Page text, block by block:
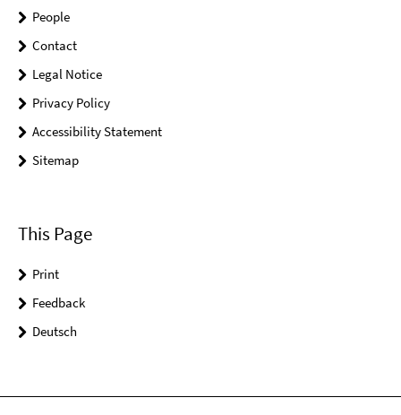
People
Contact
Legal Notice
Privacy Policy
Accessibility Statement
Sitemap
This Page
Print
Feedback
Deutsch